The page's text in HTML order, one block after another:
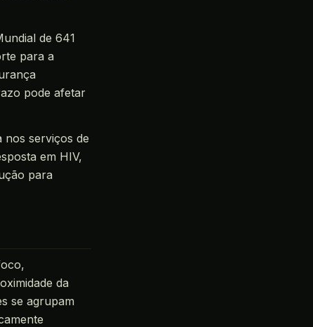
de 641
para a
pode afetar
nos serviços de
em HIV,
para
da
se agrupam